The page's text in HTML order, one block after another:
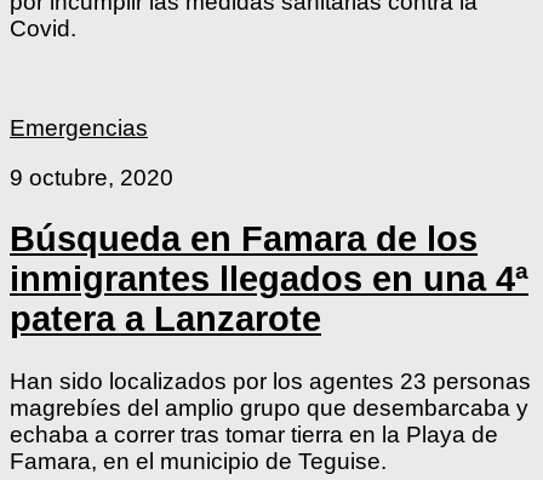
Covid.
Emergencias
9 octubre, 2020
Búsqueda en Famara de los
inmigrantes llegados en una 4ª
patera a Lanzarote
Han sido localizados por los agentes 23 personas
magrebíes del amplio grupo que desembarcaba y
echaba a correr tras tomar tierra en la Playa de
Famara, en el municipio de Teguise.